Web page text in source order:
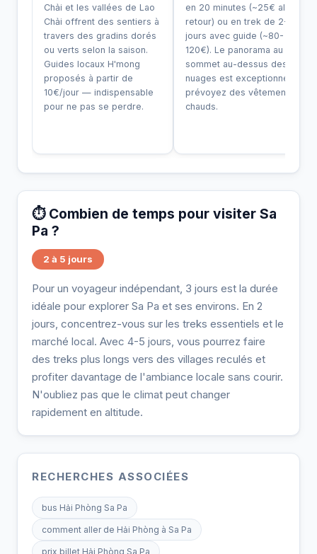
Chải et les vallées de Lao
Chải offrent des sentiers à
travers des gradins dorés
ou verts selon la saison.
Guides locaux H'mong
proposés à partir de
10€/jour — indispensable
pour ne pas se perdre.
en 20 minutes (~25€ aller-
retour) ou en trek de 2-3
jours avec guide (~80-
120€). Le panorama au
sommet au-dessus des
nuages est exceptionnel —
prévoyez des vêtements
chauds.
⏱️ Combien de temps pour visiter Sa
Pa ?
2 à 5 jours
Pour un voyageur indépendant, 3 jours est la durée
idéale pour explorer Sa Pa et ses environs. En 2
jours, concentrez-vous sur les treks essentiels et le
marché local. Avec 4-5 jours, vous pourrez faire
des treks plus longs vers des villages reculés et
profiter davantage de l'ambiance locale sans courir.
N'oubliez pas que le climat peut changer
rapidement en altitude.
RECHERCHES ASSOCIÉES
bus Hải Phòng Sa Pa
comment aller de Hải Phòng à Sa Pa
prix billet Hải Phòng Sa Pa